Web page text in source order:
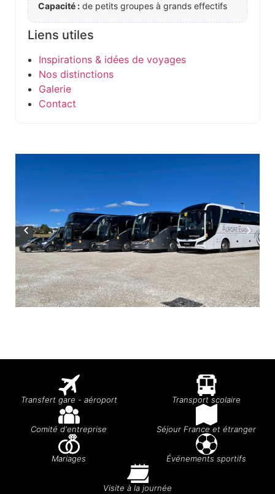
Capacité : de petits groupes à grands effectifs
Liens utiles
Inspirations & idées de voyages
Nos distinctions
Galerie
Contact
Transfert gare - aéroport Transport scolaire
Comité d'entreprise Séjour France et étranger
Mariages Événements sportifs
Visite à la journée